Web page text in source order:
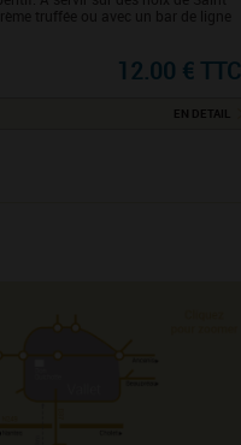
12.00 € TTC
EN DETAIL